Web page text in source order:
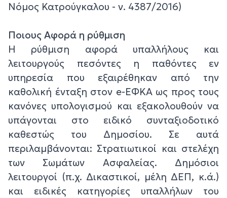
Νόμος Κατρούγκαλου - ν. 4387/2016)
Ποιους Αφορά η ρύθμιση
Η ρύθμιση αφορά υπαλλήλους και
λειτουργούς πεσόντες η παθόντες εν
υπηρεσία που εξαιρέθηκαν από την
καθολική ένταξη στον e-ΕΦΚΑ ως προς τους
κανόνες υπολογισμού και εξακολουθούν να
υπάγονται στο ειδικό συνταξιοδοτικό
καθεστώς του Δημοσίου. Σε αυτά
περιλαμβάνονται: Στρατιωτικοί και στελέχη
των Σωμάτων Ασφαλείας. Δημόσιοι
λειτουργοί (π.χ. Δικαστικοί, μέλη ΔΕΠ, κ.ά.)
και ειδικές κατηγορίες υπαλλήλων του